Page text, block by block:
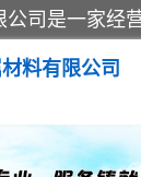
料有限公司